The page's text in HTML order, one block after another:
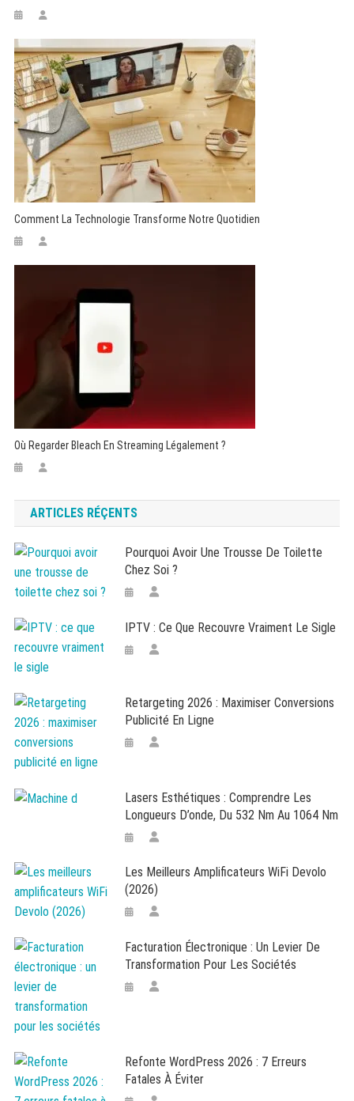
Comment La Technologie Transforme Notre Quotidien
Où Regarder Bleach En Streaming Légalement ?
ARTICLES RÉÇENTS
Pourquoi Avoir Une Trousse De Toilette
Chez Soi ?
IPTV : Ce Que Recouvre Vraiment Le Sigle
Retargeting 2026 : Maximiser Conversions
Publicité En Ligne
Lasers Esthétiques : Comprendre Les
Longueurs D’onde, Du 532 Nm Au 1064 Nm
Les Meilleurs Amplificateurs WiFi Devolo
(2026)
Facturation Électronique : Un Levier De
Transformation Pour Les Sociétés
Refonte WordPress 2026 : 7 Erreurs
Fatales À Éviter